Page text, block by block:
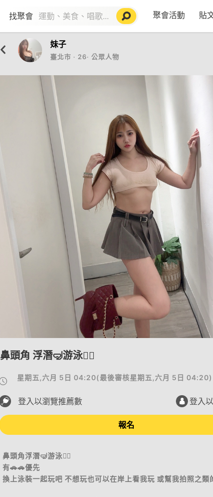
找聚會 聚會活動 貼
妹子
臺北市 ‧ 26‧ 公眾人物
鼻頭角 浮潛🤿游泳🏊‍♀️
星期五,六月 5日 04:20(最後審核星期五,六月 5日 04:20)
登入以瀏覽推薦數 登入
報名
鼻頭角浮潛🤿游泳🏊‍♀️
有🚗🚗優先
換上泳裝一起玩吧 不想玩也可以在岸上看我玩 或幫我拍照之類